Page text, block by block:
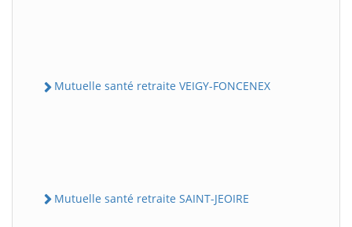
Mutuelle santé retraite VEIGY-FONCENEX
Mutuelle santé retraite SAINT-JEOIRE